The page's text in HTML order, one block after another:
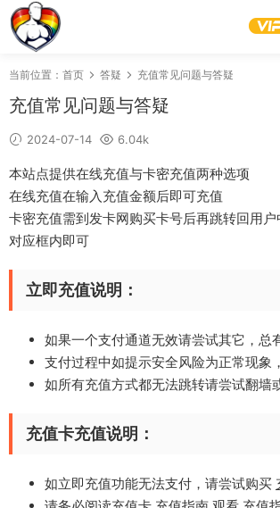
当前位置： 首页 答疑 充值常见问题与答疑
充值常见问题与答疑
2024-07-14 6.04k
本站点提供在线充值与卡密充值两种选项
在线充值在输入充值金额后即可充值
卡密充值需到发卡网购买卡号后再跳转回用
对应框内即可
立即充值说明：
如果一个支付通道无效请尝试其它，总
支付过程中如提示安全风险为正常现象
如所有充值方式都无法跳转请尝试翻墙
充值卡充值说明：
如立即充值功能无法支付，请尝试购买